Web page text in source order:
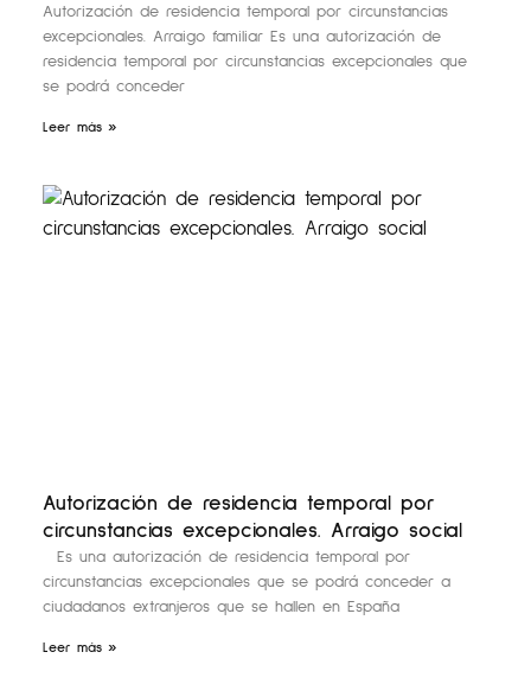
Autorización de residencia temporal por circunstancias
excepcionales. Arraigo familiar Es una autorización de
residencia temporal por circunstancias excepcionales que
se podrá conceder
Leer más »
Autorización de residencia temporal por
circunstancias excepcionales. Arraigo social
Es una autorización de residencia temporal por
circunstancias excepcionales que se podrá conceder a
ciudadanos extranjeros que se hallen en España
Leer más »